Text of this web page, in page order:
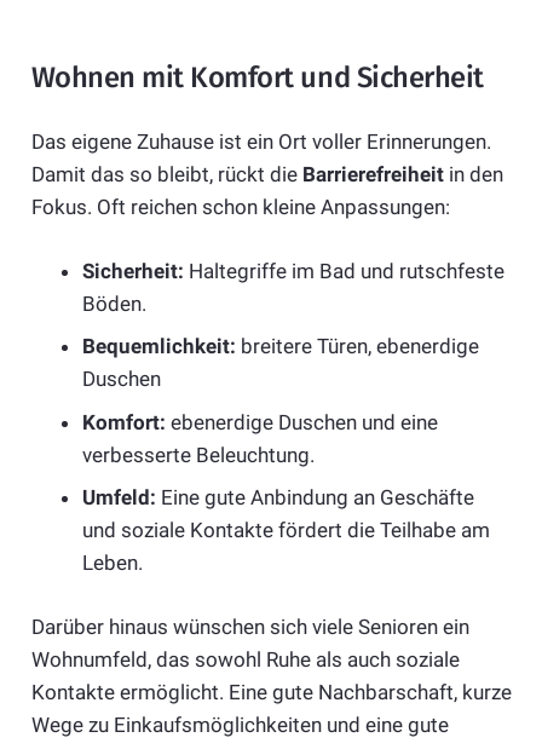
Wohnen mit Komfort und Sicherheit
Das eigene Zuhause ist ein Ort voller Erinnerungen.
Damit das so bleibt, rückt die Barrierefreiheitin den
Fokus. Oft reichen schon kleine Anpassungen:
Sicherheit: Haltegriffe im Bad und rutschfeste
Böden.
Bequemlichkeit: breitere Türen, ebenerdige
Duschen
Komfort: ebenerdige Duschen und eine
verbesserte Beleuchtung.
Umfeld: Eine gute Anbindung an Geschäfte
und soziale Kontakte fördert die Teilhabe am
Leben.
Darüber hinaus wünschen sich viele Senioren ein
Wohnumfeld, das sowohl Ruhe als auch soziale
Kontakte ermöglicht. Eine gute Nachbarschaft, kurze
Wege zu Einkaufsmöglichkeiten und eine gute